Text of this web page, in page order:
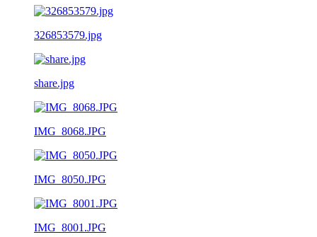
326853579.jpg
share.jpg
IMG_8068.JPG
IMG_8050.JPG
IMG_8001.JPG